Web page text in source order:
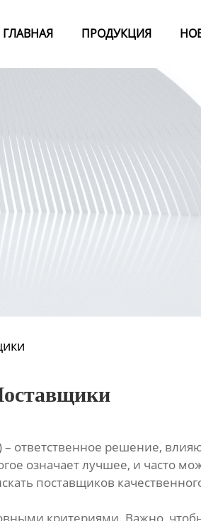
ГЛАВНАЯ ПРОДУКЦИЯ
– ответственное решение,
означает лучшее, и часто
поставщиков